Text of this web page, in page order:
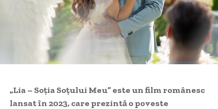
„Lia – Soția Soțului Meu” este un film românesc
lansat în 2023, care prezintă o poveste